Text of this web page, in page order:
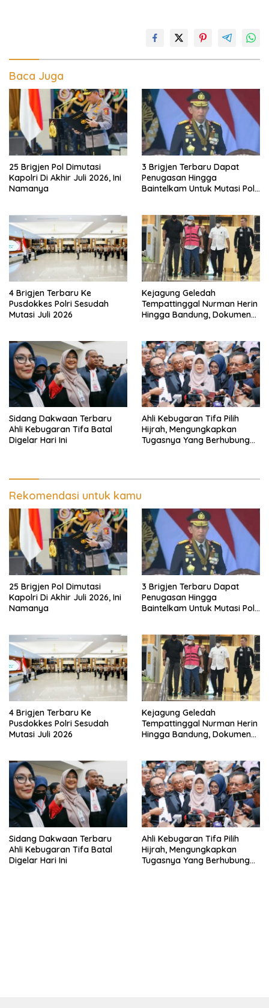
Baca Juga
25 Brigjen Pol Dimutasi
Kapolri Di Akhir Juli 2026, Ini
Namanya
3 Brigjen Terbaru Dapat
Penugasan Hingga
Baintelkam Untuk Mutasi Polri
4 Brigjen Terbaru Ke
Pusdokkes Polri Sesudah
Mutasi Juli 2026
Kejagung Geledah
Tempattinggal Nurman Herin
Hingga Bandung, Dokumen
Sidang Dakwaan Terbaru
Ahli Kebugaran Tifa Batal
Digelar Hari Ini
Ahli Kebugaran Tifa Pilih
Hijrah, Mengungkapkan
Tugasnya Yang Berhubungan
Rekomendasi untuk kamu
25 Brigjen Pol Dimutasi
Kapolri Di Akhir Juli 2026, Ini
Namanya
3 Brigjen Terbaru Dapat
Penugasan Hingga
Baintelkam Untuk Mutasi Polri
4 Brigjen Terbaru Ke
Pusdokkes Polri Sesudah
Mutasi Juli 2026
Kejagung Geledah
Tempattinggal Nurman Herin
Hingga Bandung, Dokumen
Sidang Dakwaan Terbaru
Ahli Kebugaran Tifa Batal
Digelar Hari Ini
Ahli Kebugaran Tifa Pilih
Hijrah, Mengungkapkan
Tugasnya Yang Berhubungan